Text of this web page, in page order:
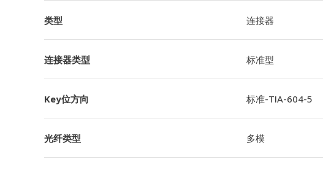
类型 连接器
连接器类型 标准型
Key位方向 标准-TIA-604-5
光纤类型 多模